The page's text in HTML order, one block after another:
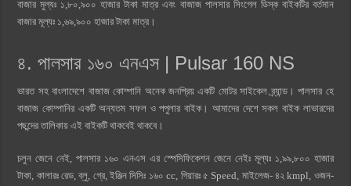
বাজার মুল্যঃ ১,৮০,৯০০ হাজার টাকা মাত্র এবং বাজাজ পালসার সিংগেল ডিস্ক বাইকটির বর্তমান
বাজার মূল্যঃ ১,৬৯,৯০০ হাজার টাকা মাত্র।
৪. পালসার ১৬০ এনএস | Pulsar 160 NS
ভারত সহ বাংলাদেশে বাজাজ কোম্পানি অনেক জনপ্রিয় একটি মোটর সাইকেল ব্র্যান্ড। পালসার হে
বাজাজ কোম্পানির একটি অন্যতম সফল ও পপুলার বাইক। আমাদের দেশে সকল বাইক লাভারদের
পছন্দের তালিকায় এই বাইকটি থাকবেই থাকবে।
চলুন জেনে নেই, পালসার ১৬০ এনএস এর স্পেসিফিকেশন জেনে নেইঃ মূল্যঃ ১,৯৯,৮০০ হাজার
টাকা, কালারঃ রেড, ব্লু, গ্রে, ইঞ্জিন সিসিঃ ১৬০ cc, গিয়ারঃ ৫ Speed, মাইলেজ- ৪২ kmpl, ওজন-